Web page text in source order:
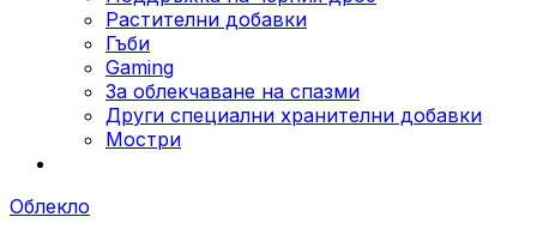
Растителни добавки
Гъби
Gaming
За облекчаване на спазми
Други специални хранителни добавки
Мостри
Облекло